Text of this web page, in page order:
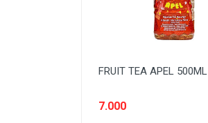
FRUIT TEA APEL 500ML
7.000